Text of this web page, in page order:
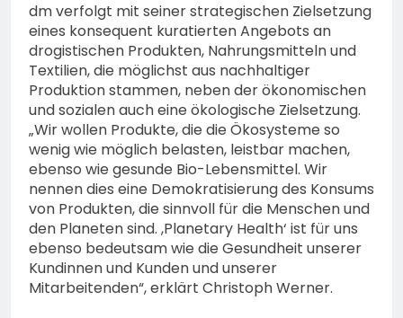
dm verfolgt mit seiner strategischen Zielsetzung
eines konsequent kuratierten Angebots an
drogistischen Produkten, Nahrungsmitteln und
Textilien, die möglichst aus nachhaltiger
Produktion stammen, neben der ökonomischen
und sozialen auch eine ökologische Zielsetzung.
„Wir wollen Produkte, die die Ökosysteme so
wenig wie möglich belasten, leistbar machen,
ebenso wie gesunde Bio-Lebensmittel. Wir
nennen dies eine Demokratisierung des Konsums
von Produkten, die sinnvoll für die Menschen und
den Planeten sind. ,Planetary Health‘ ist für uns
ebenso bedeutsam wie die Gesundheit unserer
Kundinnen und Kunden und unserer
Mitarbeitenden“, erklärt Christoph Werner.